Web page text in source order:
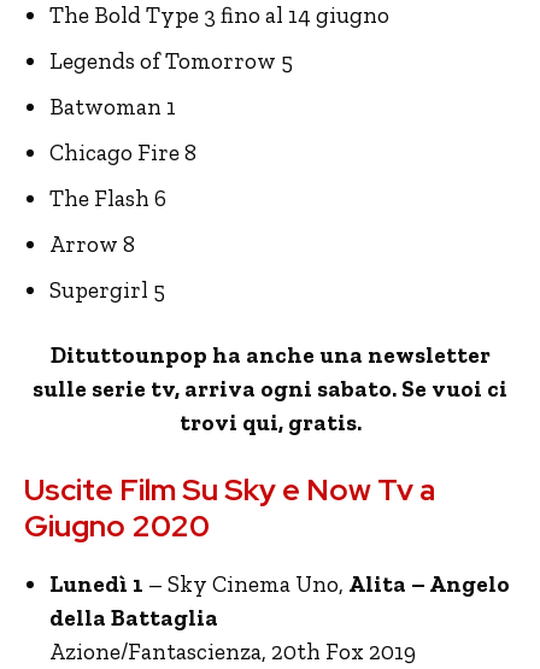
The Bold Type 3 fino al 14 giugno
Legends of Tomorrow 5
Batwoman 1
Chicago Fire 8
The Flash 6
Arrow 8
Supergirl 5
Dituttounpop ha anche una newsletter
sulle serie tv, arriva ogni sabato. Se vuoi ci
trovi qui, gratis.
Uscite Film Su Sky e Now Tv a
Giugno 2020
Lunedì 1 – Sky Cinema Uno, Alita – Angelo
della Battaglia
Azione/Fantascienza, 20th Fox 2019